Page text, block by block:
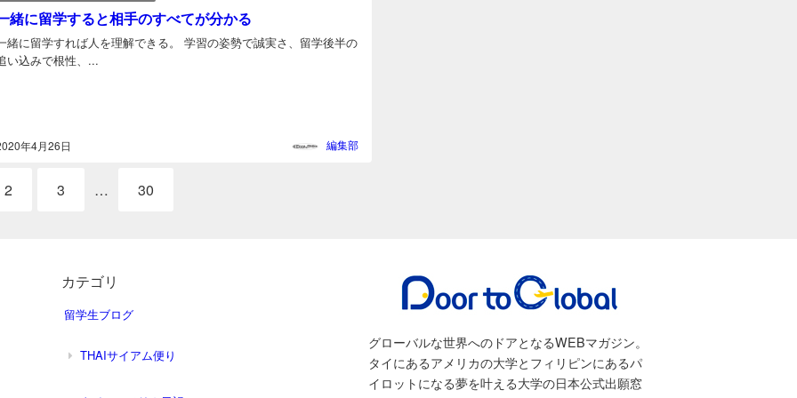
緒に留学すると相手のすべてが分かる
年4月26日
緒に留学すれば人を理解できる。 学習の姿勢で誠実さ、留学後半の
い込みで根性、...
編集部
2 3 … 30
カテゴリ
留学生ブログ
THAIサイアム便り
グローバルな世界へのドアとなるWEBマガジン。
タイにあるアメリカの大学とフィリピンにあるパ
イロットになる夢を叶える大学の日本公式出願窓